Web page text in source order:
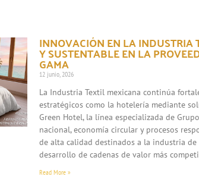
INNOVACIÓN EN LA INDUSTRIA
Y SUSTENTABLE EN LA
GAMA
12 junio, 2026
La Industria Textil mexicana continúa
estratégicos como la hotelería mediante
Green Hotel, la línea especializada de
nacional, economía circular y procesos
de alta calidad destinados a la industria
desarrollo de cadenas de valor más
Read More »